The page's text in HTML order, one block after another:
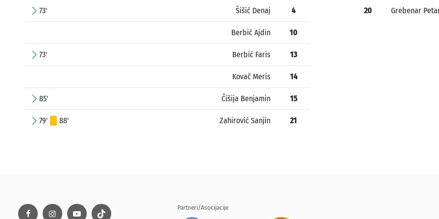
73' Šišić Denaj 4
Berbić Ajdin 10
73' Berbić Faris 13
Kovač Meris 14
85' Čišija Benjamin 15
79' 88' Zahirović Sanjin 21
20 Grebenar
Partneri/Asocijacije